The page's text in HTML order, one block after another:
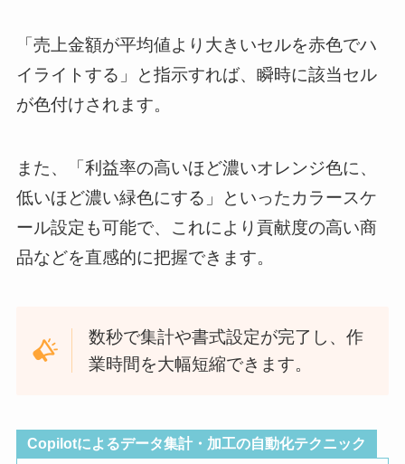
「売上金額が平均値より大きいセルを赤色でハ
イライトする」と指示すれば、瞬時に該当セル
が色付けされます。
また、「利益率の高いほど濃いオレンジ色に、
低いほど濃い緑色にする」といったカラースケ
ール設定も可能で、これにより貢献度の高い商
品などを直感的に把握できます。
数秒で集計や書式設定が完了し、作
業時間を大幅短縮できます。
Copilotによるデータ集計・加工の自動化テクニック